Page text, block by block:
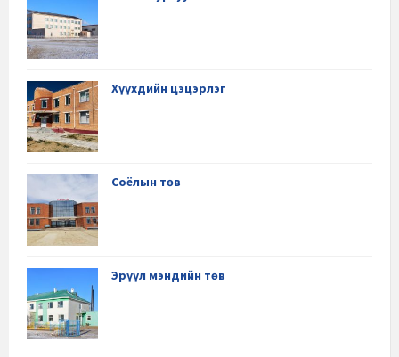
Хүүхдийн цэцэрлэг
Соёлын төв
Эрүүл мэндийн төв